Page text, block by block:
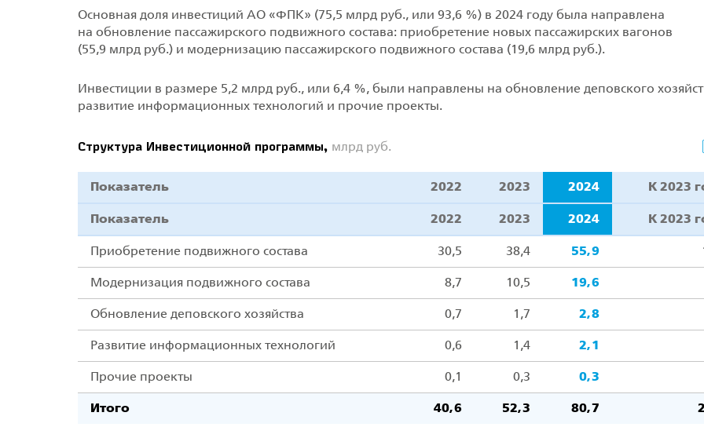
Основная доля инвестиций АО «ФПК» (75,5 млрд руб., или 93,6 %) в 2024 году была направлена
на обновление пассажирского подвижного состава: приобретение новых пассажирских вагонов
(55,9 млрд руб.) и модернизацию пассажирского подвижного состава (19,6 млрд руб.).
Инвестиции в размере 5,2 млрд руб., или 6,4 %, были направлены на обновление деповского
развитие информационных технологий и прочие проекты.
Структура Инвестиционной программы, млрд руб.
Показатель 2022 2023 2024 К 2023
Показатель 2022 2023 2024 К 2023
Приобретение подвижного состава 30,5 38,4 55,9
Модернизация подвижного состава 8,7 10,5 19,6
Обновление деповского хозяйства 0,7 1,7 2,8
Развитие информационных технологий 0,6 1,4 2,1
Прочие проекты 0,1 0,3 0,3
Итого 40,6 52,3 80,7